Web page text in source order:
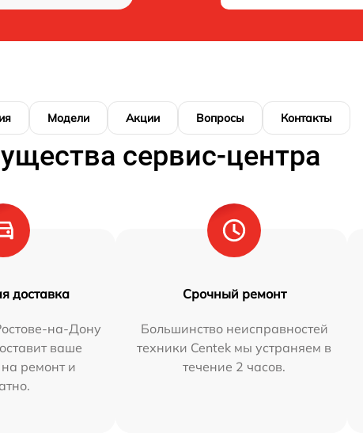
Модели Акции Вопросы Контакты
сервис-центра
доставка
на-Дону
ваше
на ремонт и
Срочный ремонт
Большинство неисправностей
техники Centek мы устраняем в
течение 2 часов.